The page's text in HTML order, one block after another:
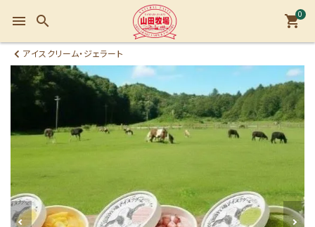
menu search 0
shopping_cart
アイスクリーム・ジェラート